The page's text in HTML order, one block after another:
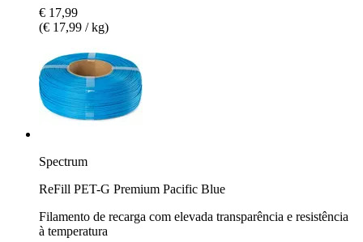
€ 17,99
(€ 17,99 / kg)
Spectrum
ReFill PET-G Premium Pacific Blue
Filamento de recarga com elevada transparência e resistência
à temperatura